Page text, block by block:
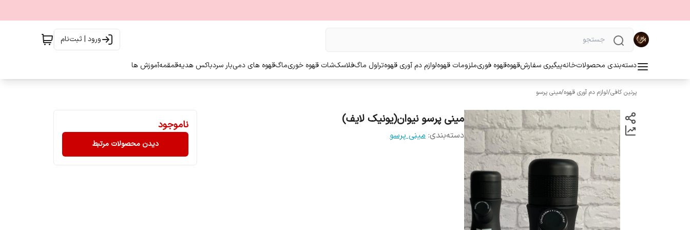
ورود | ثبت‌نام
دسته‌بندی محصولاتخانهپیگیری سفارشقهوهقهوه فوریملزومات قهوهلوازم دم آوری قهوهتراول ماگفلاسکشات قهوه خوریماگقهوه های دمیبار سردباکس هدیهقمقمهآموزش ها
پرنین کافی/لوازم دم آوری قهوه/مینی پرسو
مینی پرسو نیوان(یونیک لایف)
دسته‌بندی: مینی پرسو
ناموجود
دیدن محصولات مرتبط